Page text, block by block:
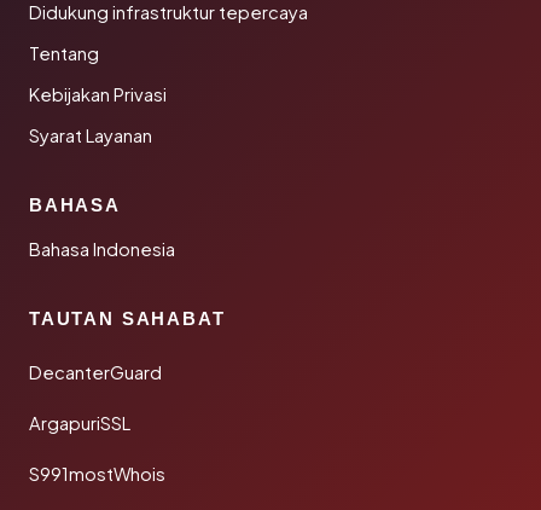
Didukung infrastruktur tepercaya
Tentang
Kebijakan Privasi
Syarat Layanan
BAHASA
Bahasa Indonesia
TAUTAN SAHABAT
DecanterGuard
ArgapuriSSL
S991mostWhois